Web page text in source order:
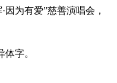
为有爱”慈善演唱会，
字。